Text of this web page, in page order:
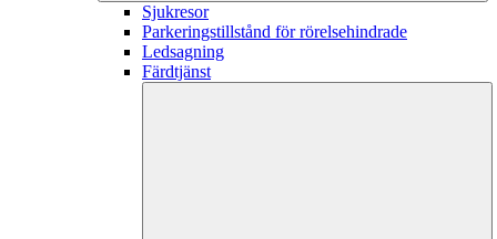
Sjukresor
Parkeringstillstånd för rörelsehindrade
Ledsagning
Färdtjänst